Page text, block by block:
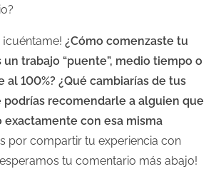
¿Cómo comenzaste tu
un trabajo “puente”, medio tiempo o
100%? ¿Qué cambiarías de tus
podrías recomendarle a alguien que
exactamente con esa misma
por compartir tu experiencia con
tu comentario más abajo!